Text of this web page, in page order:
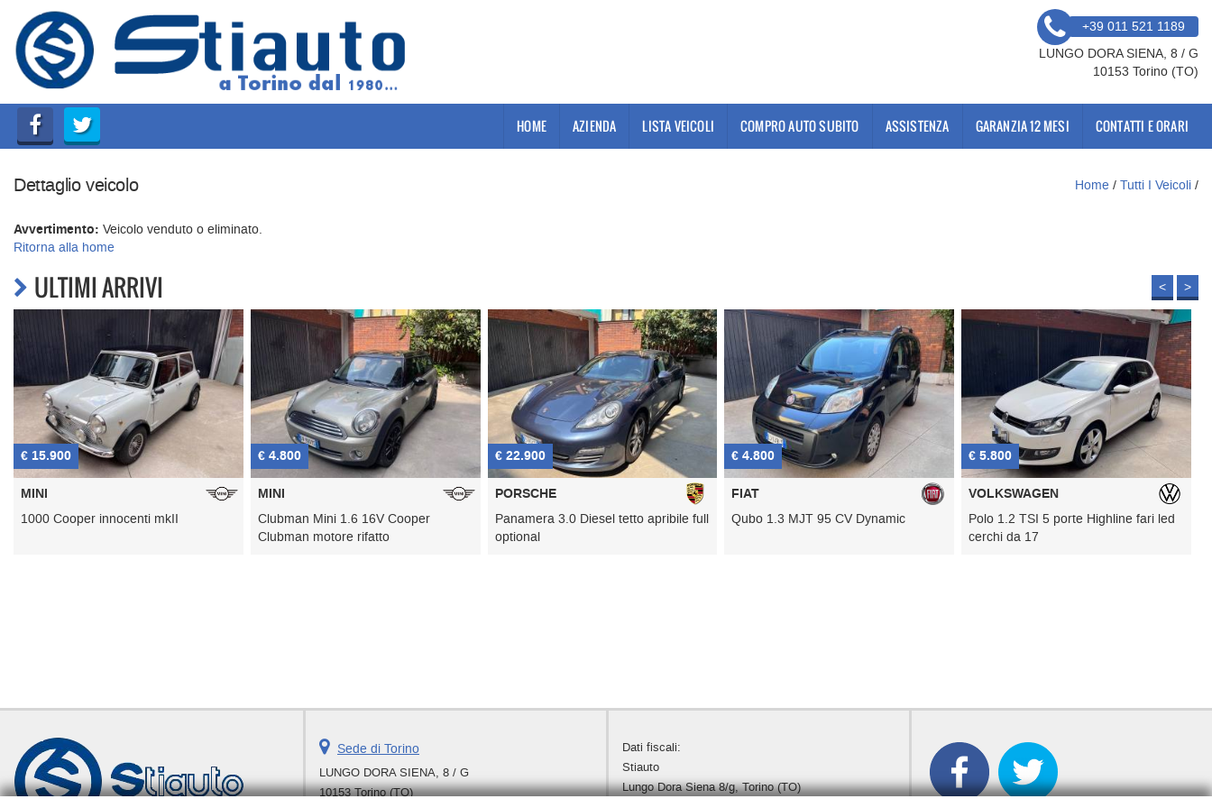
HOME
AZIENDA
LISTA VEICOLI
COMPRO AUTO SUBITO
ASSISTENZA
GARANZIA 12 MESI
CONTATTI E ORARI
+39 011 521 1189
LUNGO DORA SIENA, 8 / G
10153 Torino (TO)
HOME AZIENDA LISTA VEICOLI COMPRO AUTO SUBITO ASSISTENZA GARANZIA 12 MESI CONTATTI E ORARI
Dettaglio veicolo Home / Tutti I Veicoli /
Avvertimento: Veicolo venduto o eliminato.
Ritorna alla home
ULTIMI ARRIVI < >
Cooper innocenti mkII
€ 4.800
MINI
Clubman Mini 1.6 16V Cooper
Clubman motore rifatto
€ 22.900
PORSCHE
Panamera 3.0 Diesel tetto apribile full
optional
€ 4.800
FIAT
Qubo 1.3 MJT 95 CV Dynamic
€ 5.800
VOLKSWAGEN
Polo 1.2 TSI 5 porte Highline fari led
cerchi da 17
VOLVO
C70
Sede di Torino
LUNGO DORA SIENA, 8 / G
10153 Torino (TO)
Dati fiscali:
Stiauto
Lungo Dora Siena 8/g, Torino (TO)